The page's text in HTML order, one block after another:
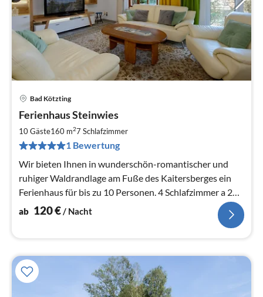
Bad Kötzting
Ferienhaus Steinwies
10 Gäste160 m27 Schlafzimmer
1 Bewertung
Wir bieten Ihnen in wunderschön-romantischer und
ruhiger Waldrandlage am Fuße des Kaitersberges ein
Ferienhaus für bis zu 10 Personen. 4 Schlafzimmer a 2
Personen.Zustellbett
ab 120€/ Nacht